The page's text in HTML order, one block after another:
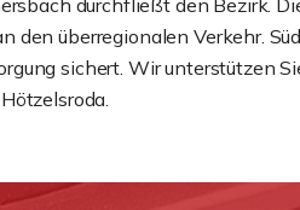
durchfließt den Bezirk.
den überregionalen Verkehr.
sichert. Wir unterstützen